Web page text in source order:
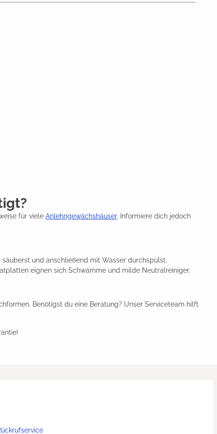
für viele Anlehngewächshäuser. Informiere dich jedoch
und anschließend mit Wasser durchspülst.
eignen sich Schwämme und milde Neutralreiniger.
Benötigst du eine Beratung? Unser Serviceteam hilft